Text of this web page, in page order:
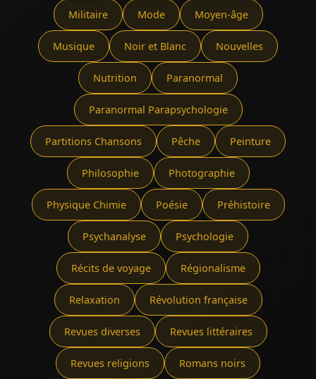
Militaire Mode Moyen-âge
Musique Noir et Blanc Nouvelles
Nutrition Paranormal
Paranormal Parapsychologie
Partitions Chansons Pêche Peinture
Philosophie Photographie
Physique Chimie Poésie Préhistoire
Psychanalyse Psychologie
Récits de voyage Régionalisme
Relaxation Révolution française
Revues diverses Revues littéraires
Revues religions Romans noirs